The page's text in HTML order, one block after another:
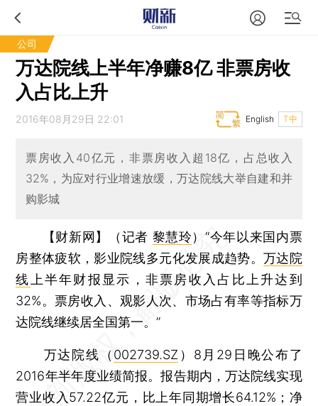
公司
万达院线上半年净赚8亿 非票房收
入占比上升
2016年08月29日 22:01 T中
English
票房收入40亿元，非票房收入超18亿，占总收入
32%，为应对行业增速放缓，万达院线大举自建和并
购影城
【财新网】（记者 黎慧玲）“今年以来国内票
房整体疲软，影业院线多元化发展成趋势。 万达院
线 上半年财报显示，非票房收入占比上升达到
32%。票房收入、观影人次、市场占有率等指标万
达院线继续居全国第一。”
万达院线（ 002739.SZ ）8月29日晚公布了
2016年半年度业绩简报。报告期内，万达院线实现
营业收入57.22亿元，比上年同期增长64.12%；净